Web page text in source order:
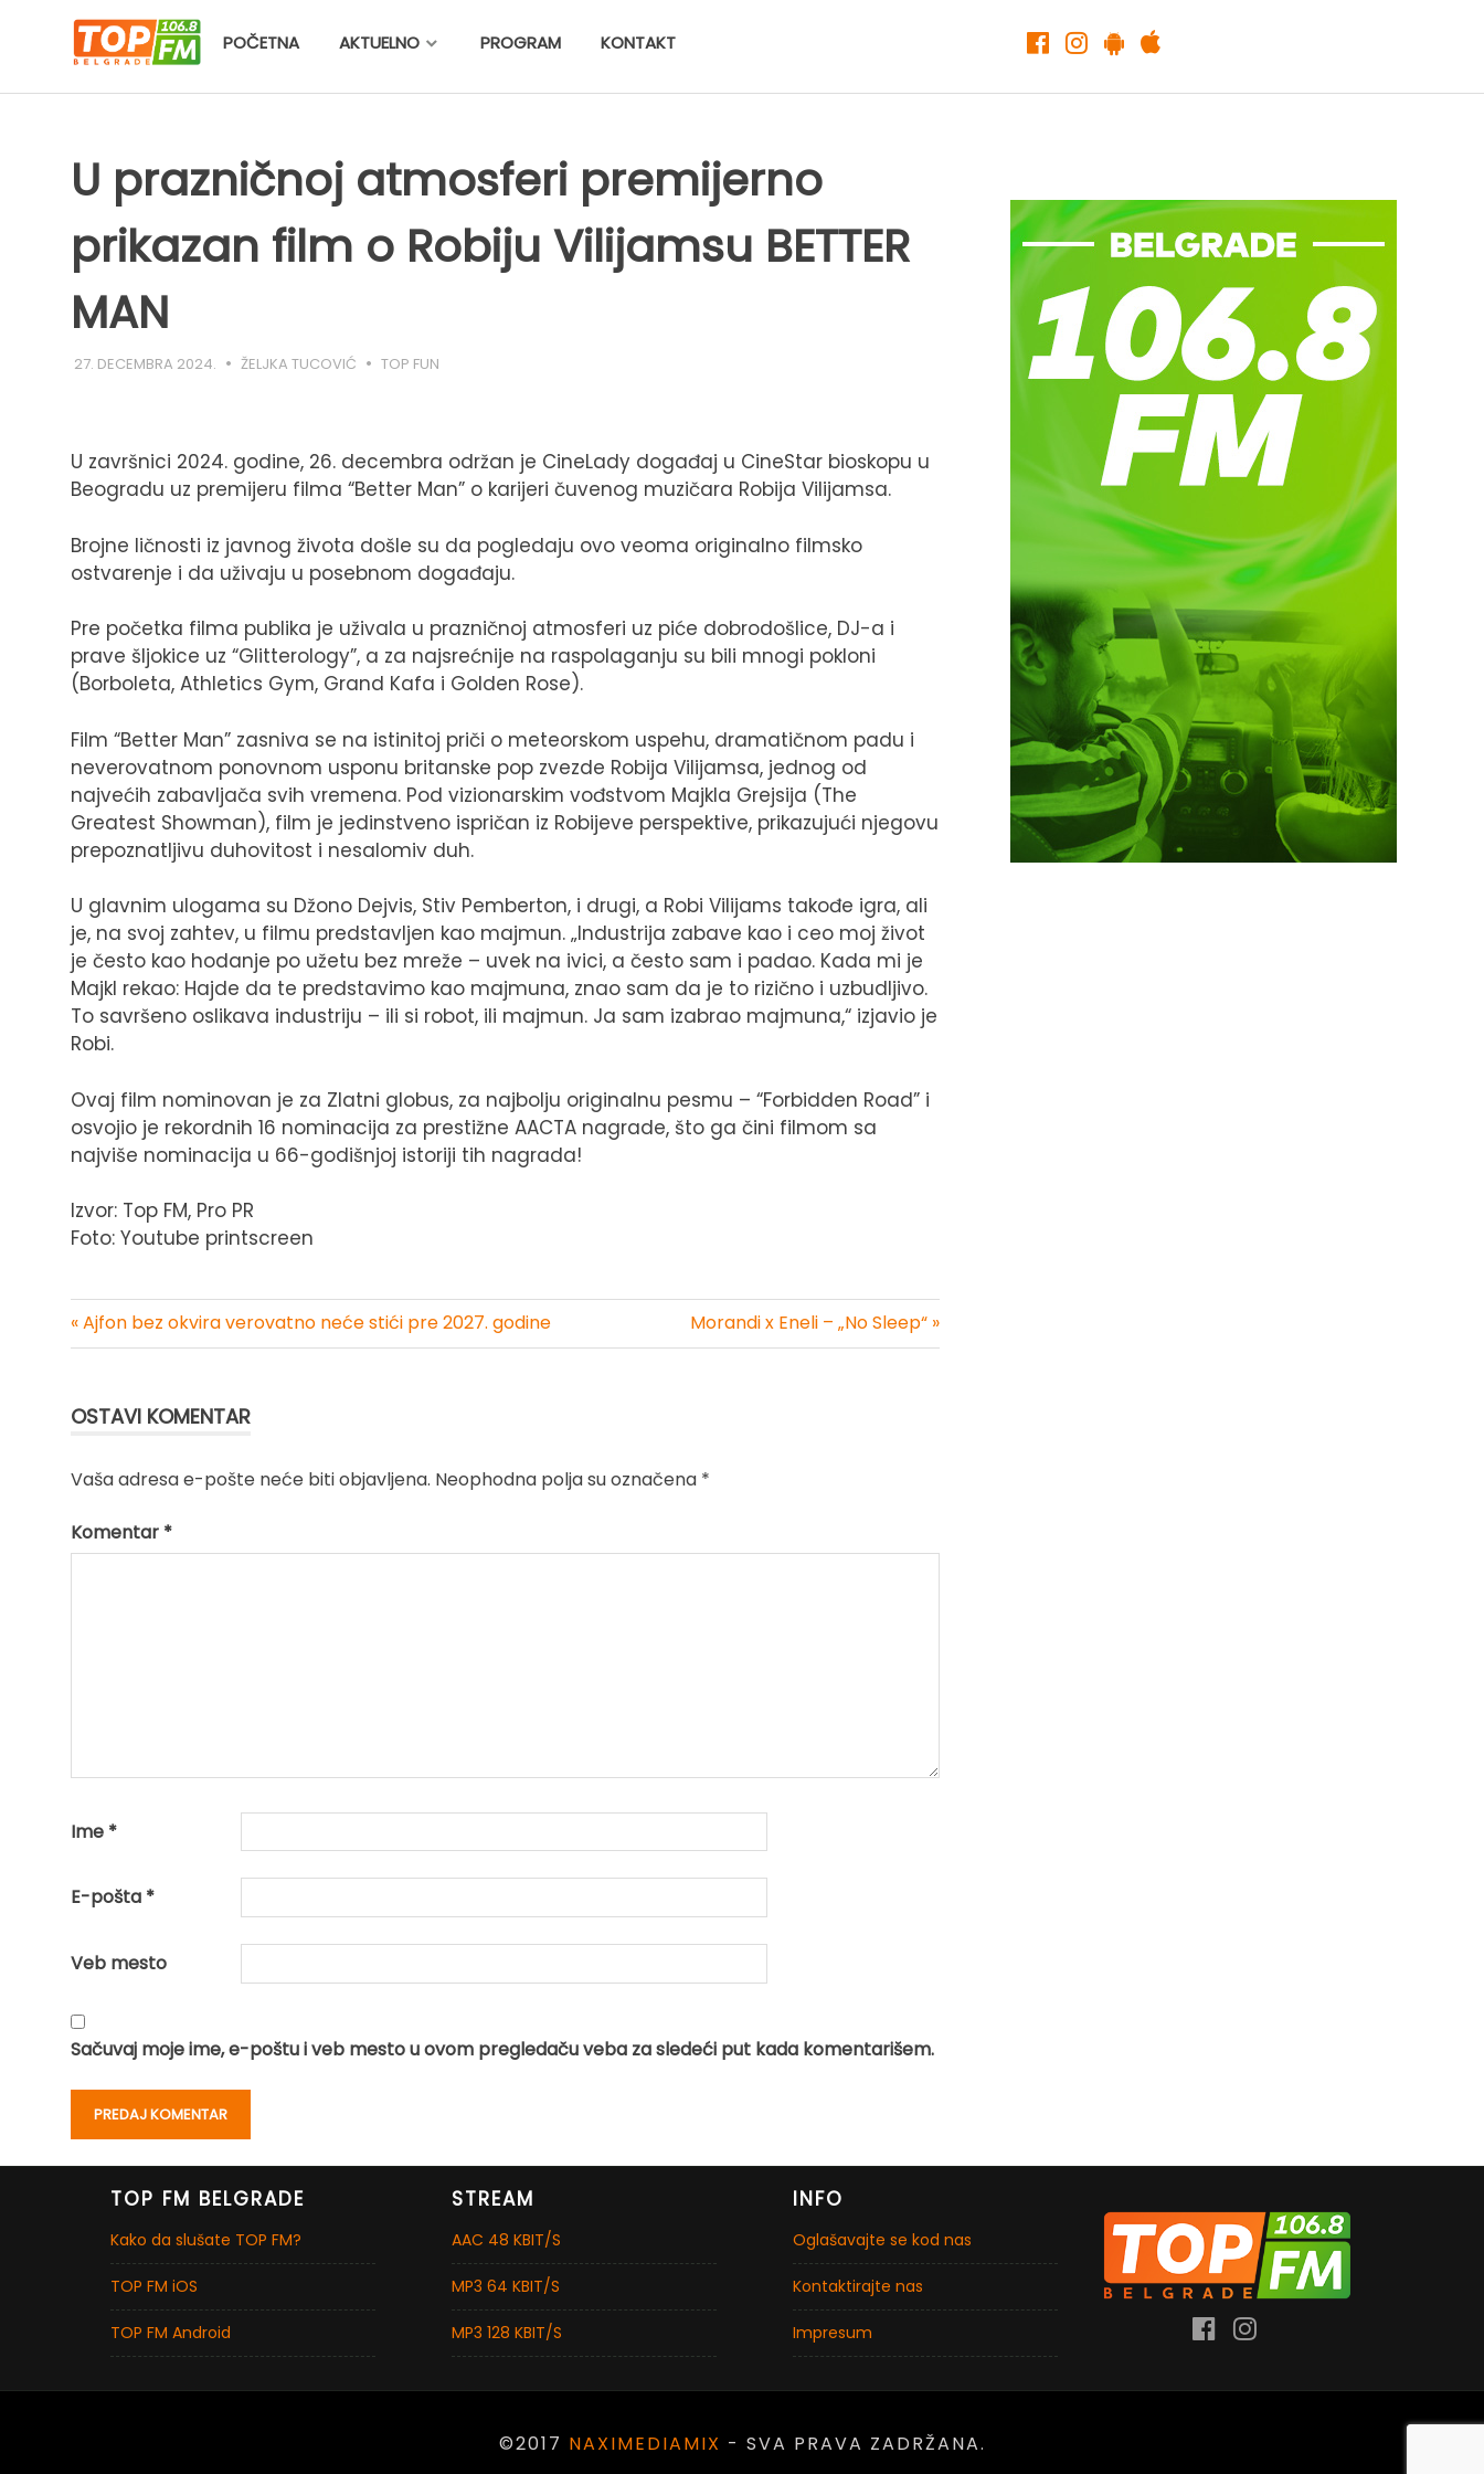
POČETNA AKTUELNO PROGRAM KONTAKT
U prazničnoj atmosferi premijerno
prikazan film o Robiju Vilijamsu BETTER
MAN
27. DECEMBRA 2024. ŽELJKA TUCOVIĆ TOP FUN
U završnici 2024. godine, 26. decembra održan je CineLady događaj u CineStar bioskopu u
Beogradu uz premijeru filma “Better Man” o karijeri čuvenog muzičara Robija Vilijamsa.
Brojne ličnosti iz javnog života došle su da pogledaju ovo veoma originalno filmsko
ostvarenje i da uživaju u posebnom događaju.
Pre početka filma publika je uživala u prazničnoj atmosferi uz piće dobrodošlice, DJ-a i
prave šljokice uz “Glitterology”, a za najsrećnije na raspolaganju su bili mnogi pokloni
(Borboleta, Athletics Gym, Grand Kafa i Golden Rose).
Film “Better Man” zasniva se na istinitoj priči o meteorskom uspehu, dramatičnom padu i
neverovatnom ponovnom usponu britanske pop zvezde Robija Vilijamsa, jednog od
najvećih zabavljača svih vremena. Pod vizionarskim vođstvom Majkla Grejsija (The
Greatest Showman), film je jedinstveno ispričan iz Robijeve perspektive, prikazujući njegovu
prepoznatljivu duhovitost i nesalomiv duh.
U glavnim ulogama su Džono Dejvis, Stiv Pemberton, i drugi, a Robi Vilijams takođe igra, ali
je, na svoj zahtev, u filmu predstavljen kao majmun. „Industrija zabave kao i ceo moj život
je često kao hodanje po užetu bez mreže – uvek na ivici, a često sam i padao. Kada mi je
Majkl rekao: Hajde da te predstavimo kao majmuna, znao sam da je to rizično i uzbudljivo.
To savršeno oslikava industriju – ili si robot, ili majmun. Ja sam izabrao majmuna,“ izjavio je
Robi.
Ovaj film nominovan je za Zlatni globus, za najbolju originalnu pesmu – “Forbidden Road” i
osvojio je rekordnih 16 nominacija za prestižne AACTA nagrade, što ga čini filmom sa
najviše nominacija u 66-godišnjoj istoriji tih nagrada!
Izvor: Top FM, Pro PR
Foto: Youtube printscreen
Kretanje
« Ajfon bez okvira verovatno neće stići pre 2027. godine Morandi x Eneli – „No Sleep“ »
OSTAVI KOMENTAR
Vaša adresa e-pošte neće biti objavljena. Neophodna polja su označena *
Komentar *
Ime *
E-pošta *
Veb mesto
Sačuvaj moje ime, e-poštu i veb mesto u ovom pregledaču veba za sledeći put kada komentarišem.
TOP FM BELGRADE
Kako da slušate TOP FM?
TOP FM iOS
TOP FM Android
STREAM
AAC 48 KBIT/S
MP3 64 KBIT/S
MP3 128 KBIT/S
INFO
Oglašavajte se kod nas
Kontaktirajte nas
Impresum
©2017 NAXIMEDIAMIX - SVA PRAVA ZADRŽANA.